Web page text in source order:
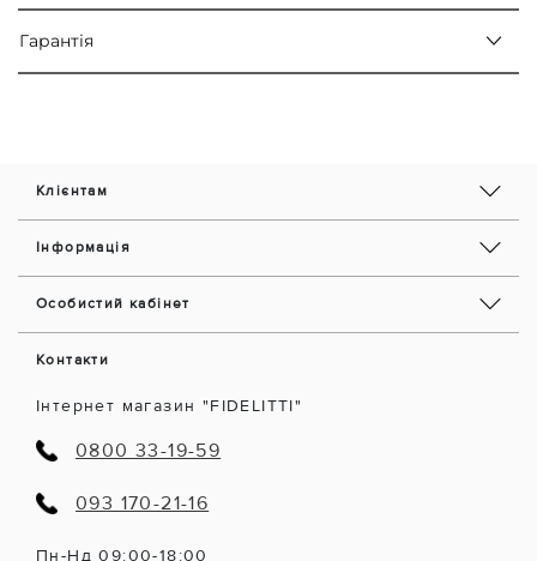
Гарантія
Клієнтам
Інформація
Особистий кабінет
Контакти
Інтернет магазин "FIDELITTI"
0800 33-19-59
093 170-21-16
Пн-Нд 09:00-18:00